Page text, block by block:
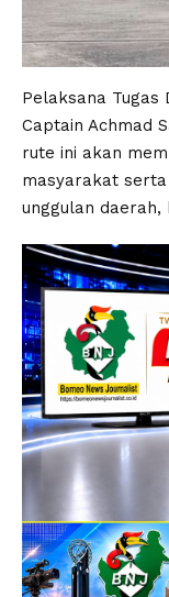
Pelaksana Tugas
Captain Achmad
rute ini akan
masyarakat
unggulan daerah,